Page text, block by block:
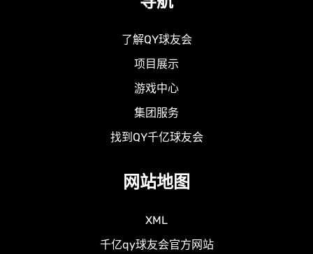
了解QY球友会
项目展示
游戏中心
集团服务
找到QY千亿球友会
网站地图
XML
千亿qy球友会官方网站